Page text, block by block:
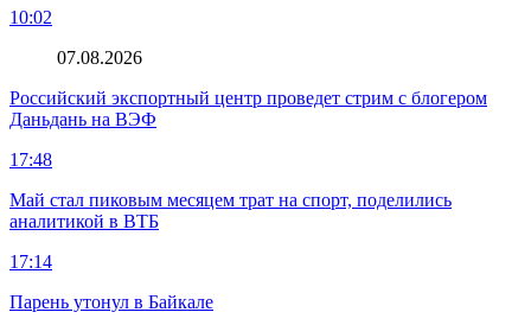
10:02
07.08.2026
Российский экспортный центр проведет стрим с блогером
Даньдань на ВЭФ
17:48
Май стал пиковым месяцем трат на спорт, поделились
аналитикой в ВТБ
17:14
Парень утонул в Байкале